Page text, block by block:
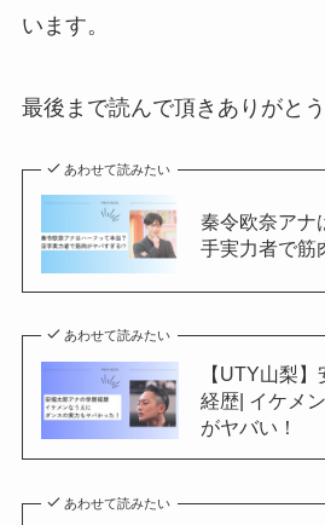
います。
最後まで読んで頂きありがと
あわせて読みたい
秦令欧奈アナ
手実力者で筋
あわせて読みたい
【UTY山梨
経歴| イケメ
がヤバい！
あわせて読みたい